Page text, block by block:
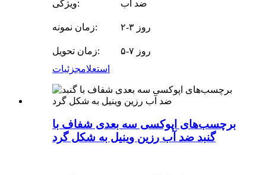
ویژگی:
ضد آب
زمان نمونه: ۲-۳ روز
زمان تحویل:
۵-۷ روز
استعلامجزئیات
برچسب‌های اپوکسی سه بعدی شفاف با
گنبد ضد آب رزین وینیل به شکل گرد